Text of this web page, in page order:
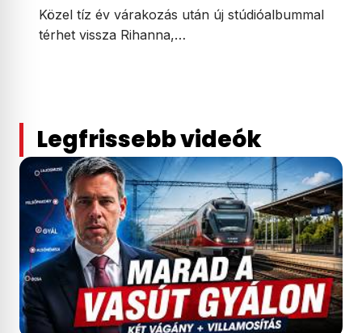
Közel tíz év várakozás után új stúdióalbummal
térhet vissza Rihanna,…
Legfrissebb videók